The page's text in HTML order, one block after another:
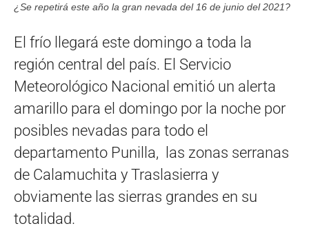
¿Se repetirá este año la gran nevada del 16 de junio del 2021?
El frío llegará este domingo a toda la
región central del país. El Servicio
Meteorológico Nacional emitió un alerta
amarillo para el domingo por la noche por
posibles nevadas para todo el
departamento Punilla, las zonas serranas
de Calamuchita y Traslasierra y
obviamente las sierras grandes en su
totalidad.